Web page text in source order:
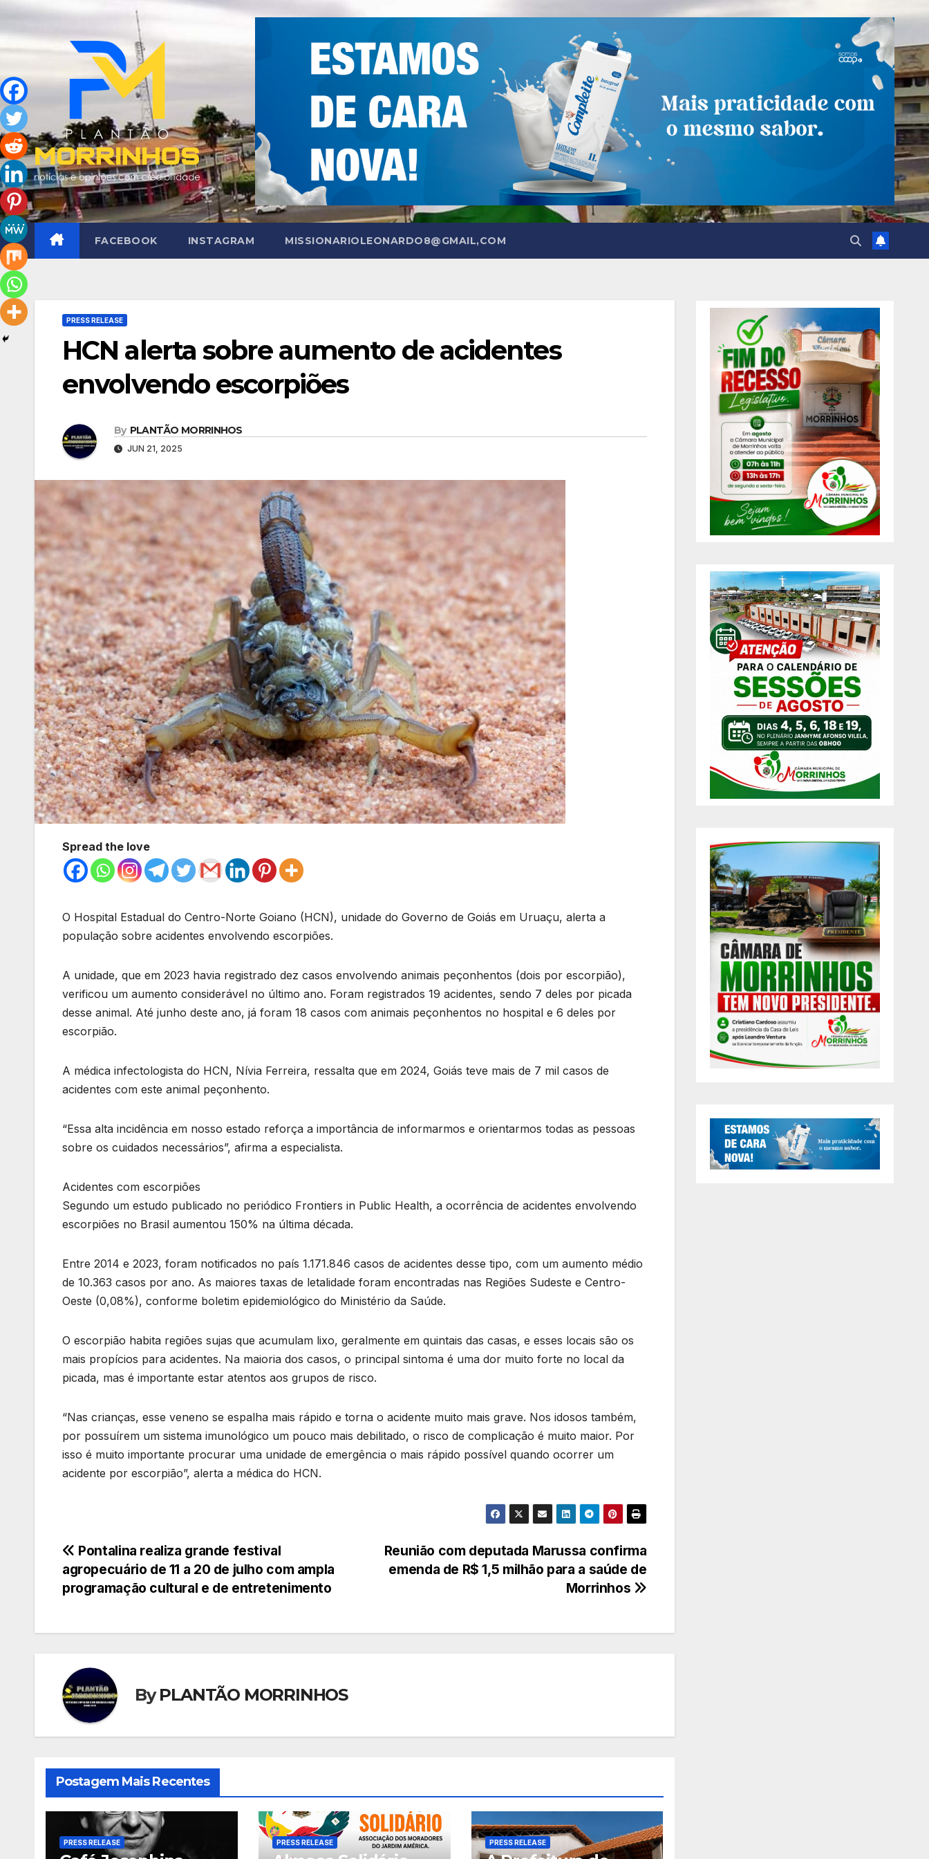
Skip
to
content
FACEBOOK INSTAGRAM MISSIONARIOLEONARDO8@GMAIL,COM
PRESS RELEASE
HCN alerta sobre aumento de acidentes
envolvendo escorpiões
By PLANTÃO MORRINHOS
JUN 21, 2025
Spread the love
O Hospital Estadual do Centro-Norte Goiano (HCN), unidade do Governo de Goiás em Uruaçu, alerta a
população sobre acidentes envolvendo escorpiões.
A unidade, que em 2023 havia registrado dez casos envolvendo animais peçonhentos (dois por escorpião),
verificou um aumento considerável no último ano. Foram registrados 19 acidentes, sendo 7 deles por picada
desse animal. Até junho deste ano, já foram 18 casos com animais peçonhentos no hospital e 6 deles por
escorpião.
A médica infectologista do HCN, Nívia Ferreira, ressalta que em 2024, Goiás teve mais de 7 mil casos de
acidentes com este animal peçonhento.
“Essa alta incidência em nosso estado reforça a importância de informarmos e orientarmos todas as pessoas
sobre os cuidados necessários”, afirma a especialista.
Acidentes com escorpiões
Segundo um estudo publicado no periódico Frontiers in Public Health, a ocorrência de acidentes envolvendo
escorpiões no Brasil aumentou 150% na última década.
Entre 2014 e 2023, foram notificados no país 1.171.846 casos de acidentes desse tipo, com um aumento médio
de 10.363 casos por ano. As maiores taxas de letalidade foram encontradas nas Regiões Sudeste e Centro-
Oeste (0,08%), conforme boletim epidemiológico do Ministério da Saúde.
O escorpião habita regiões sujas que acumulam lixo, geralmente em quintais das casas, e esses locais são os
mais propícios para acidentes. Na maioria dos casos, o principal sintoma é uma dor muito forte no local da
picada, mas é importante estar atentos aos grupos de risco.
“Nas crianças, esse veneno se espalha mais rápido e torna o acidente muito mais grave. Nos idosos também,
por possuírem um sistema imunológico um pouco mais debilitado, o risco de complicação é muito maior. Por
isso é muito importante procurar uma unidade de emergência o mais rápido possível quando ocorrer um
acidente por escorpião”, alerta a médica do HCN.
Navegação
de
Reunião com deputada Marussa confirma
emenda de R$ 1,5 milhão para a saúde de
Morrinhos
Pontalina realiza grande festival
agropecuário de 11 a 20 de julho com ampla
programação cultural e de entretenimento
ByPLANTÃO MORRINHOS
Postagem Mais Recentes
PRESS RELEASE PRESS RELEASE PRESS RELEASE